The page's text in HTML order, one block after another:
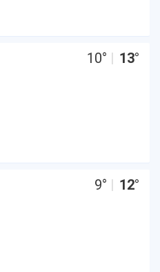
10° | 13°
9° | 12°